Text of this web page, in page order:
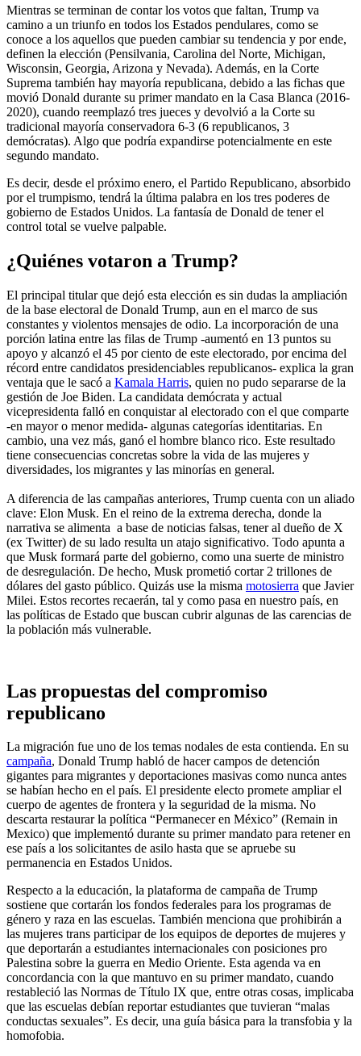
Mientras se terminan de contar los votos que faltan, Trump va
camino a un triunfo en todos los Estados pendulares, como se
conoce a los aquellos que pueden cambiar su tendencia y por ende,
definen la elección (Pensilvania, Carolina del Norte, Michigan,
Wisconsin, Georgia, Arizona y Nevada). Además, en la Corte
Suprema también hay mayoría republicana, debido a las fichas que
movió Donald durante su primer mandato en la Casa Blanca (2016-
2020), cuando reemplazó tres jueces y devolvió a la Corte su
tradicional mayoría conservadora 6-3 (6 republicanos, 3
demócratas). Algo que podría expandirse potencialmente en este
segundo mandato.
Es decir, desde el próximo enero, el Partido Republicano, absorbido
por el trumpismo, tendrá la última palabra en los tres poderes de
gobierno de Estados Unidos. La fantasía de Donald de tener el
control total se vuelve palpable.
¿Quiénes votaron a Trump?
El principal titular que dejó esta elección es sin dudas la ampliación
de la base electoral de Donald Trump, aun en el marco de sus
constantes y violentos mensajes de odio. La incorporación de una
porción latina entre las filas de Trump -aumentó en 13 puntos su
apoyo y alcanzó el 45 por ciento de este electorado, por encima del
récord entre candidatos presidenciables republicanos- explica la gran
ventaja que le sacó a Kamala Harris, quien no pudo separarse de la
gestión de Joe Biden. La candidata demócrata y actual
vicepresidenta falló en conquistar al electorado con el que comparte
-en mayor o menor medida- algunas categorías identitarias. En
cambio, una vez más, ganó el hombre blanco rico. Este resultado
tiene consecuencias concretas sobre la vida de las mujeres y
diversidades, los migrantes y las minorías en general.
A diferencia de las campañas anteriores, Trump cuenta con un aliado
clave: Elon Musk. En el reino de la extrema derecha, donde la
narrativa se alimenta a base de noticias falsas, tener al dueño de X
(ex Twitter) de su lado resulta un atajo significativo. Todo apunta a
que Musk formará parte del gobierno, como una suerte de ministro
de desregulación. De hecho, Musk prometió cortar 2 trillones de
dólares del gasto público. Quizás use la misma motosierra que Javier
Milei. Estos recortes recaerán, tal y como pasa en nuestro país, en
las políticas de Estado que buscan cubrir algunas de las carencias de
la población más vulnerable.
Las propuestas del compromiso
republicano
La migración fue uno de los temas nodales de esta contienda. En su
campaña, Donald Trump habló de hacer campos de detención
gigantes para migrantes y deportaciones masivas como nunca antes
se habían hecho en el país. El presidente electo promete ampliar el
cuerpo de agentes de frontera y la seguridad de la misma. No
descarta restaurar la política “Permanecer en México” (Remain in
Mexico) que implementó durante su primer mandato para retener en
ese país a los solicitantes de asilo hasta que se apruebe su
permanencia en Estados Unidos.
Respecto a la educación, la plataforma de campaña de Trump
sostiene que cortarán los fondos federales para los programas de
género y raza en las escuelas. También menciona que prohibirán a
las mujeres trans participar de los equipos de deportes de mujeres y
que deportarán a estudiantes internacionales con posiciones pro
Palestina sobre la guerra en Medio Oriente. Esta agenda va en
concordancia con la que mantuvo en su primer mandato, cuando
restableció las Normas de Título IX que, entre otras cosas, implicaba
que las escuelas debían reportar estudiantes que tuvieran “malas
conductas sexuales”. Es decir, una guía básica para la transfobia y la
homofobia.